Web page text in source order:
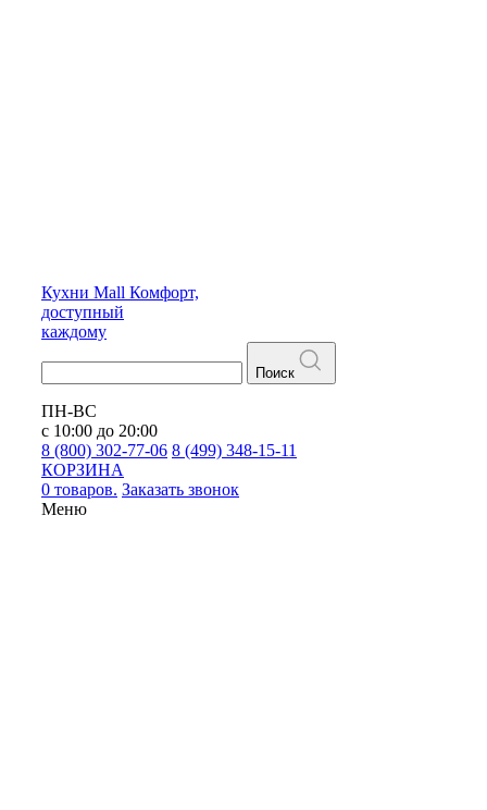
Кухни Mall Комфорт,
доступный
каждому
Поиск
ПН-ВС
с 10:00 до 20:00
8 (800) 302-77-06 8 (499) 348-15-11
КОРЗИНА
0 товаров. Заказать звонок
Меню